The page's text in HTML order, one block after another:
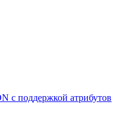
с поддержкой атрибутов